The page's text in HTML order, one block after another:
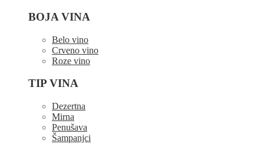
BOJA VINA
Belo vino
Crveno vino
Roze vino
TIP VINA
Dezertna
Mirna
Penušava
Šampanjci